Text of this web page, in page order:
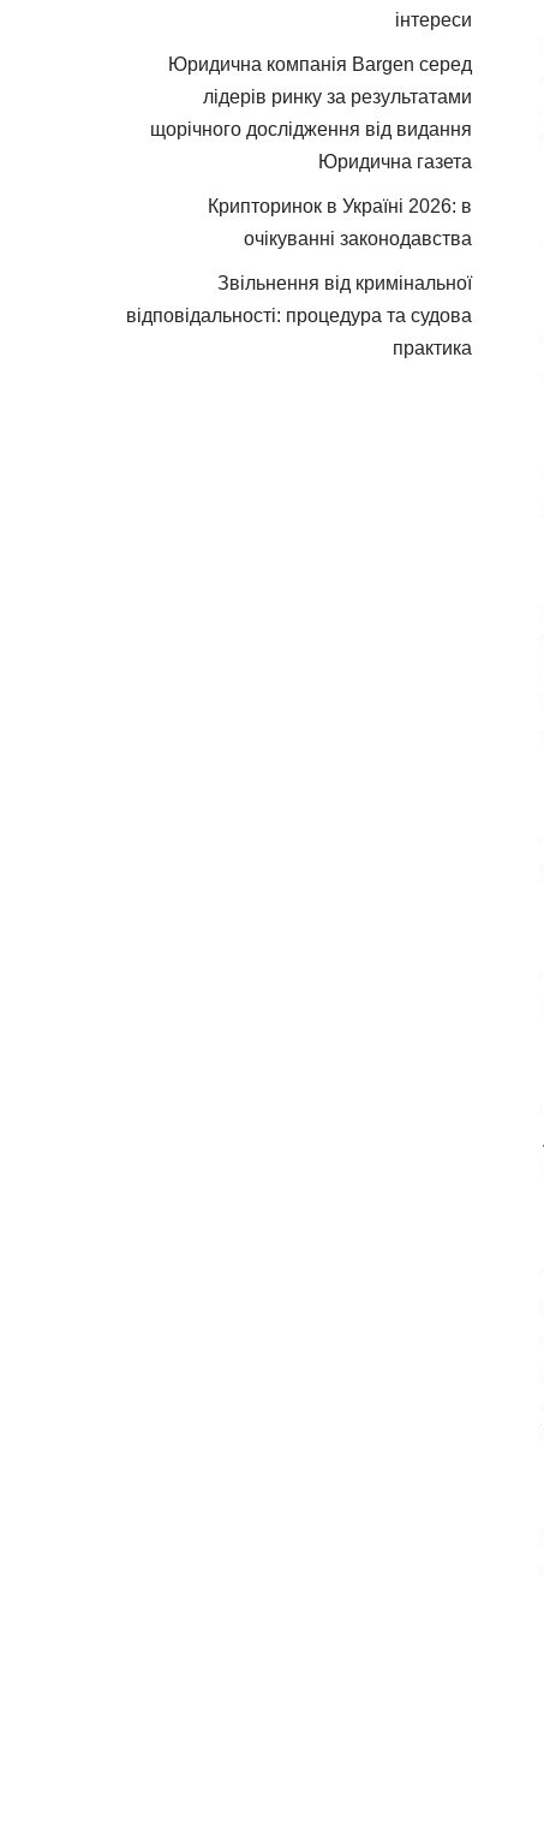
інтереси
Юридична компанія Bargen серед
лідерів ринку за результатами
щорічного дослідження від видання
Юридична газета
Крипторинок в Україні 2026: в
очікуванні законодавства
Звільнення від кримінальної
відповідальності: процедура та судова
практика